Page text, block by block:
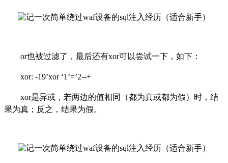
or也被过滤了，最后还有xor可以尝试一下，如下：
xor: -19’xor ‘1’=’2--+
xor是异或，若两边的值相同（都为真或都为假）时，结
果为真；反之，结果为假。